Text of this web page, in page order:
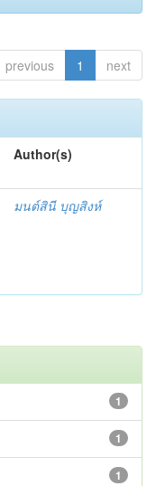
previous 1 next
Author(s)
มนต์สินี บุญสิงห์
1
1
1